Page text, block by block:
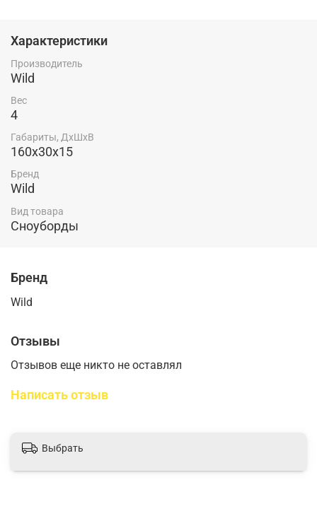
Характеристики
Производитель
Wild
Вес
4
Габариты, ДхШхВ
160x30x15
Бренд
Wild
Вид товара
Сноуборды
Бренд
Wild
Отзывы
Отзывов еще никто не оставлял
Написать отзыв
Выбрать